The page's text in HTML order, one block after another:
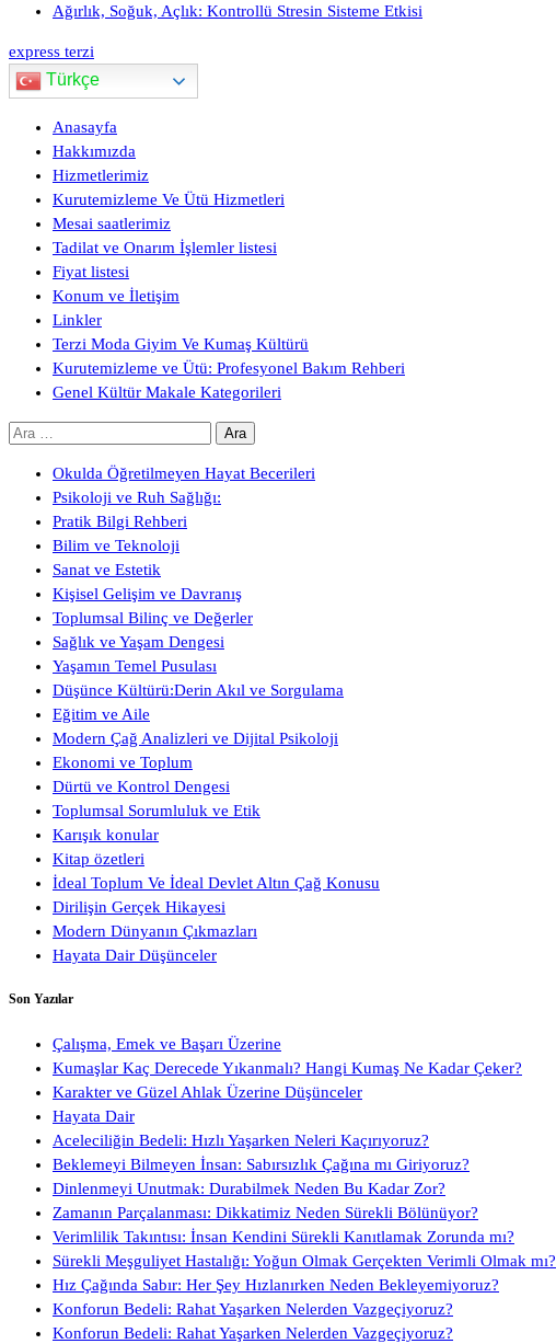
Ağırlık, Soğuk, Açlık: Kontrollü Stresin Sisteme Etkisi
express terzi
Türkçe
Anasayfa
Hakkımızda
Hizmetlerimiz
Kurutemizleme Ve Ütü Hizmetleri
Mesai saatlerimiz
Tadilat ve Onarım İşlemler listesi
Fiyat listesi
Konum ve İletişim
Linkler
Terzi Moda Giyim Ve Kumaş Kültürü
Kurutemizleme ve Ütü: Profesyonel Bakım Rehberi
Genel Kültür Makale Kategorileri
Arama:
Okulda Öğretilmeyen Hayat Becerileri
Psikoloji ve Ruh Sağlığı:
Pratik Bilgi Rehberi
Bilim ve Teknoloji
Sanat ve Estetik
Kişisel Gelişim ve Davranış
Toplumsal Bilinç ve Değerler
Sağlık ve Yaşam Dengesi
Yaşamın Temel Pusulası
Düşünce Kültürü:Derin Akıl ve Sorgulama
Eğitim ve Aile
Modern Çağ Analizleri ve Dijital Psikoloji
Ekonomi ve Toplum
Dürtü ve Kontrol Dengesi
Toplumsal Sorumluluk ve Etik
Karışık konular
Kitap özetleri
İdeal Toplum Ve İdeal Devlet Altın Çağ Konusu
Dirilişin Gerçek Hikayesi
Modern Dünyanın Çıkmazları
Hayata Dair Düşünceler
Son Yazılar
Çalışma, Emek ve Başarı Üzerine
Kumaşlar Kaç Derecede Yıkanmalı? Hangi Kumaş Ne Kadar Çeker?
Karakter ve Güzel Ahlak Üzerine Düşünceler
Hayata Dair
Aceleciliğin Bedeli: Hızlı Yaşarken Neleri Kaçırıyoruz?
Beklemeyi Bilmeyen İnsan: Sabırsızlık Çağına mı Giriyoruz?
Dinlenmeyi Unutmak: Durabilmek Neden Bu Kadar Zor?
Zamanın Parçalanması: Dikkatimiz Neden Sürekli Bölünüyor?
Verimlilik Takıntısı: İnsan Kendini Sürekli Kanıtlamak Zorunda mı?
Sürekli Meşguliyet Hastalığı: Yoğun Olmak Gerçekten Verimli Olmak mı?
Hız Çağında Sabır: Her Şey Hızlanırken Neden Bekleyemiyoruz?
Konforun Bedeli: Rahat Yaşarken Nelerden Vazgeçiyoruz?
Konforun Bedeli: Rahat Yaşarken Nelerden Vazgeçiyoruz?